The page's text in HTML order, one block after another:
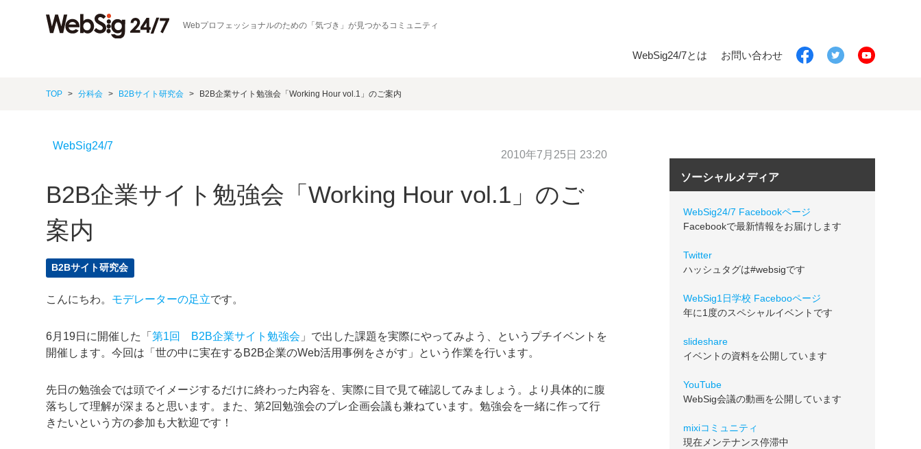
Webプロフェッショナルのための「気づき」が見つかるコミュニティ
WebSig24/7とは お問い合わせ
TOP 分科会 B2Bサイト研究会 B2B企業サイト勉強会「Working Hour vol.1」のご案内
WebSig24/7
2010年7月25日 23:20
B2B企業サイト勉強会「Working Hour vol.1」のご
案内
B2Bサイト研究会
こんにちわ。 モデレーターの足立です。
6月19日に開催した「第1回 B2B企業サイト勉強会 」で出した課題を実際にやってみよう、というプチイベントを
開催します。今回は「世の中に実在するB2B企業のWeb活用事例をさがす」という作業を行います。
先日の勉強会では頭でイメージするだけに終わった内容を、実際に目で見て確認してみましょう。より具体的に腹
落ちして理解が深まると思います。また、第2回勉強会のプレ企画会議も兼ねています。勉強会を一緒に作って行
きたいという方の参加も大歓迎です！
ソーシャルメディア
WebSig24/7 Facebookページ
Facebookで最新情報をお届けします
Twitter
ハッシュタグは#websigです
WebSig1日学校 Facebooページ
年に1度のスペシャルイベントです
slideshare
イベントの資料を公開しています
YouTube
WebSig会議の動画を公開しています
mixiコミュニティ
現在メンテナンス停滞中